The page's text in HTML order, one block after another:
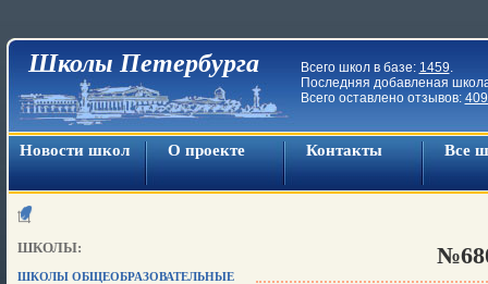
Школы Петербурга Всего школ в базе: 1459.
Последняя добавленая
Всего оставлено отзывов:
Новости школ О проекте Контакты Все
ШКОЛЫ:
ШКОЛЫ ОБЩЕОБРАЗОВАТЕЛЬНЫЕ